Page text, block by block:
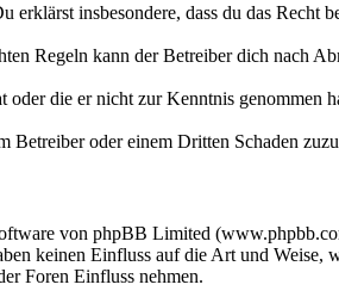
insbesondere, dass du das Recht
Regeln kann der Betreiber dich nach
die er nicht zur Kenntnis genommen
Betreiber oder einem Dritten Schaden
von phpBB Limited
keinen Einfluss auf die Art und Weise,
Foren Einfluss nehmen.